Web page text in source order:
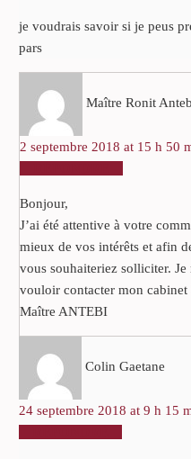
je voudrais savoir si je peus
pars
Maître Ronit
2 septembre 2018 at 15 h 50
Bonjour,
J’ai été attentive à votre
mieux de vos intérêts et afin
vous souhaiteriez solliciter.
vouloir contacter mon cabinet
Maître ANTEBI
Colin Gaetane
24 septembre 2018 at 9 h 15